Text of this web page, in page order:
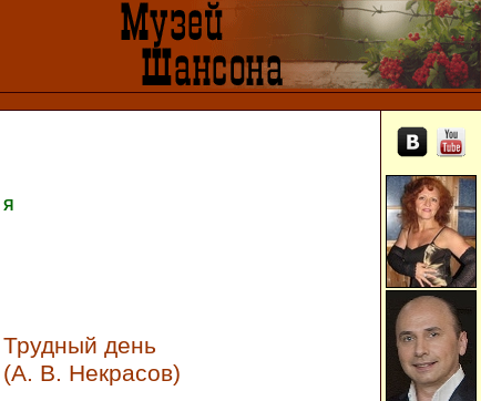
Я
Трудный день
(А. В. Некрасов)